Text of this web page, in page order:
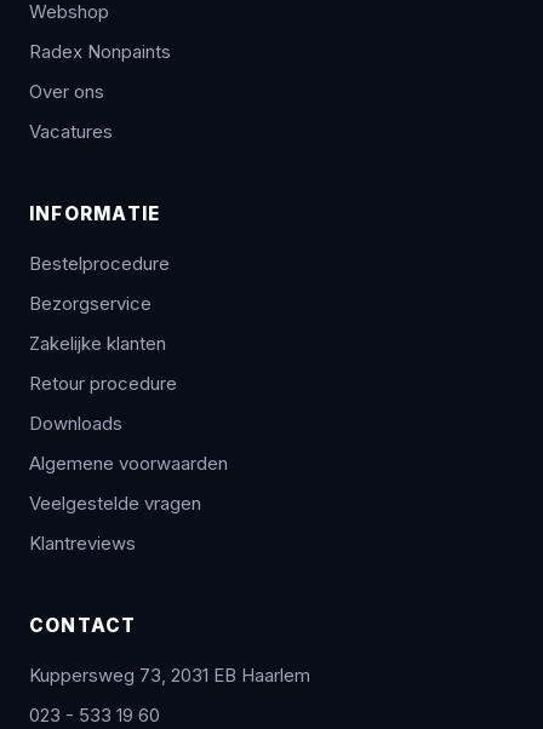
Webshop
Radex Nonpaints
Over ons
Vacatures
INFORMATIE
Bestelprocedure
Bezorgservice
Zakelijke klanten
Retour procedure
Downloads
Algemene voorwaarden
Veelgestelde vragen
Klantreviews
CONTACT
Kuppersweg 73, 2031 EB Haarlem
023 - 533 19 60